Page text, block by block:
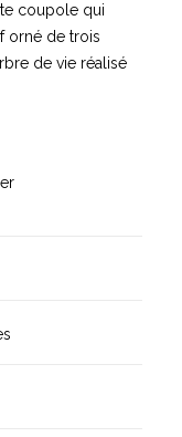
coupole qui
orné de trois
de vie réalisé